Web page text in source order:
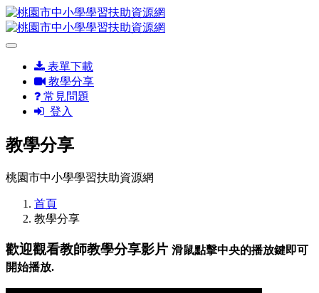
表單下載
教學分享
常見問題
登入
教學分享
桃園市中小學學習扶助資源網
首頁
教學分享
歡迎觀看教師教學分享影片 滑鼠點擊中央的播放鍵即可
開始播放.